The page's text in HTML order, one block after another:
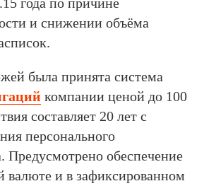
и снижении объёма
была принята система
компании ценой до 100
составляет 20 лет с
персонального
Предусмотрено обеспечение
валюте и в зафиксированном